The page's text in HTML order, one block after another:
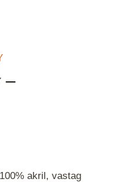
–
akril, vastag